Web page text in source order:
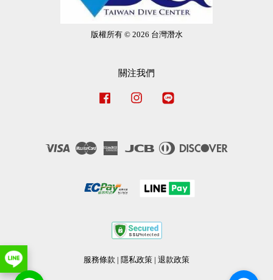
版權所有 © 2026 台灣潛水
關注我們
Facebook Instagram
Visa Master
American
JCB
Diners
服務條款 | 隱私政策 | 退款政策